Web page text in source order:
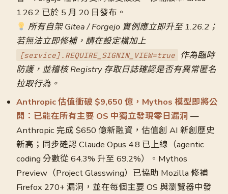
1.26.2 已於 5 月 20 日發布。
所有自架 Gitea / Forgejo 實例應立即升至 1.26.2；
若無法立即修補，請在設定檔加上
[service].REQUIRE_SIGNIN_VIEW=true
作為臨時
防護，並稽核 Registry 存取日誌確認是否有異常匿名
拉取行為。
Anthropic 估值衝破 $9,650 億，Mythos 模型即將公
開：已能在所有主要 OS 中獨立發現零日漏洞 —
Anthropic 完成 $650 億新融資，估值創 AI 新創歷史
新高；同步確認 Claude Opus 4.8 已上線（agentic
coding 分數從 64.3% 升至 69.2%）。Mythos
Preview（Project Glasswing）已協助 Mozilla 修補
Firefox 270+ 漏洞，並在每個主要 OS 與瀏覽器中發